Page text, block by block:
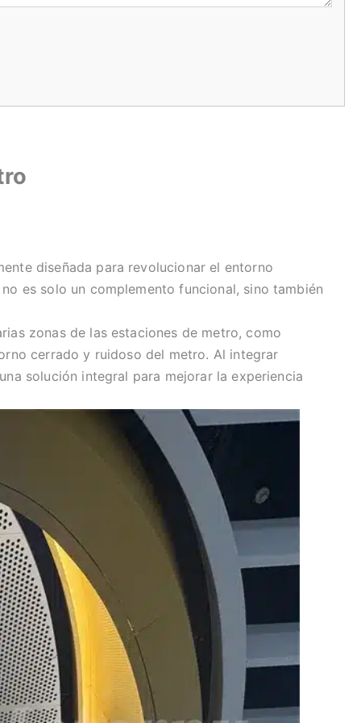
diseñada para revolucionar el entorno
es solo un complemento funcional, sino también
zonas de las estaciones de metro, como
cerrado y ruidoso del metro. Al integrar
solución integral para mejorar la experiencia